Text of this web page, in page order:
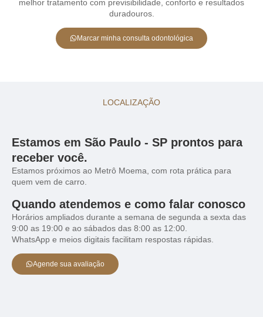
melhor tratamento com previsibilidade, conforto e resultados
duradouros.
Marcar minha consulta odontológica
LOCALIZAÇÃO
Estamos em São Paulo - SP prontos para
receber você.
Estamos próximos ao Metrô Moema, com rota prática para
quem vem de carro.
Quando atendemos e como falar conosco
Horários ampliados durante a semana de segunda a sexta das
9:00 as 19:00 e ao sábados das 8:00 as 12:00.
WhatsApp e meios digitais facilitam respostas rápidas.
Agende sua avaliação